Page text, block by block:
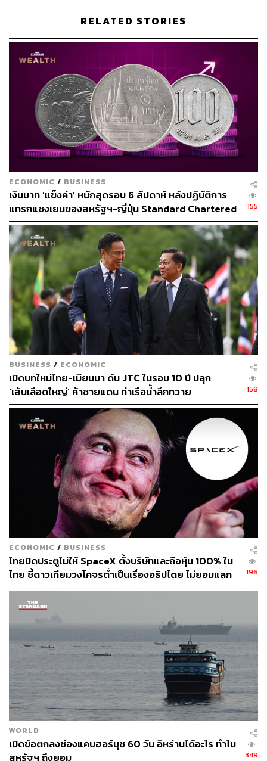
ทั้งนี้ โดยปกติแล้ว ประธาน Fed มักลาออกจากธนาคารกลาง
ทั้งหมดเมื่อหมดวาระ แต่ Powell ซึ่งจะสิ้นสุดวาระประธาน
ในวันที่ 15 พฤษภาคมนี้ ยังสามารถดำรงตำแหน่งกรรมการ
ต่อไปได้จนถึงเดือนมกราคม 2028
อย่างไรก็ตาม พาวเวลล์ย้ำว่า ตนจะไม่พยายามมีอิทธิพล
เหนือผู้สืบทอดคนต่อไป โดยระบุว่า “ผมตั้งใจจะวางตัวเงียบใน
ฐานะกรรมการ และ Fed จะมีประธานเพียงคนเดียวอย่างที่
เคยเสมอ และเมื่อ Kevin Warsh ได้รับการรับรองและสาบาน
ตน ก็คือประธานคนนั้น”
สรุปผลงาน ‘ เจอโรม พาวเวลล์’ ผ่านร้อนหนาวแค่
ไหน
ดร.กอบศักดิ์ ภูตระกูล นายกสมาคมเศรษฐศาสตร์แห่ง
ประเทศไทย และประธานกรรมการสภาธุรกิจตลาดทุนไทย
(FETCO) กล่าวผ่าน Facebook ส่วนตัว โดยระบุว่า การ
ประชุมครั้งสุดท้ายของท่านประธาน Fed ในวันอังคาร-พุธนี้
จะเป็นการประชุมและแถลงข่าวครั้งสุดท้ายของ เจอโรม พา
วเวลล์ (Jerome Powell) ที่รับตำแหน่งมาตั้งแต่ กุมภาพันธุ์
2018 ซึ่งนำพาเศรษฐกิจสหรัฐและโลกผ่านวิกฤตสำคัญ ทั้ง
โควิด-19 สงครามยูเครน- รัสเซีย สงครามเงินเฟ้อพุ่ง ที่ต้อง
ขึ้นดอกเบี้ยสกัด
พาวเวลล์ยังผ่านความปั่นป่วนของตลาดทุน จากความไม่
แน่นอนของการเร่งขึ้นดอกเบี้ยแบบเอาแน่ไม่ได้ ที่ทำให้
Nasdaq ลด 33% ใน 1 ปี มากสุดเป็นประวัติการณ์ การสกัด
กั้นคริปโต จากที่เฟื่องฟู เหรียญต่างๆ ก็หายไปมาก ดูแลวิกฤต
แบงก์เล็กล้มในสหรัฐ งัดข้อกับท่านประธานาธิบดีทรัมป์ สู้ศึก
ภายใน จนกระทั่งล่าสุด รับมือวิกฤตตะวันออกกลาง
กระนั้นพาวเวลล์ยัง “สามารถนำพาเศรษฐกิจสหรัฐให้โตได้
เฉลี่ย 2.6% โดยจะมีก็ปีเดียวที่เศรษฐกิจติดลบ -2.1% ก็ช่วง
2020 ส่วนเงินเฟ้อทั่วไปเฉลี่ยประมาณ 3.6-3.8% โดยปีที่แย่
หน่อยก็คงเป็น 2022 ที่ 8% และ 2021 ที่ 4.7%ถือว่ารับได้
อย่างยิ่งในการทำงานประสบความสำเร็จในการสู้ศึกเงินเฟ้อ
โดยไม่ทำให้เกิด Recession
รวมไปถึงพยายามรักษาความเป็นอิสระของธนาคารกลาง
ภายใต้การกดดันของประธานาธิบดี ผ่านมาได้เกือบปีครึ่ง
โดยที่ไม่โอนอ่อนตาม ที่เป็นจุดต่างจากประธาน Fed คนอื่นๆ
ที่ปกติแล้วจะได้รับการยกย่องว่าเป็นผู้ที่ทรงอิทธิพลอันดับ 2
ของกรุงวอชิงตัน ดี.ซี. ไปไหน ก็ได้แต่การนับถือ ยอมให้
แต่ “ครั้งนี้ คงเป็นครั้งเดียว ที่ประธาน Fed โดนค่อนแคะ
ตลอด Mr. Too Late ช้าเสมอ รวมถึงคำปรามาสอื่นๆ จากท่าน
ประธานาธิบดี แต่ก็ยืนหยัด ไม่ตอบโต้ พูดเสมอ Fed ไม่ให้
คอมเมนต์เรื่องการเมือง เราจะทำหน้าที่เราให้ดีที่สุด เงินเฟ้อ
ที่ต่ำ คือจุดเริ่มต้นของ เศรษฐกิจที่โตได้แบบยั่งยืน”
RELATED STORIES
ECONOMIC / BUSINESS
เงินบาท ‘แข็งค่า’ หนักสุดรอบ 6 สัปดาห์ หลังปฏิบัติการ
แทรกแซงเยนของสหรัฐฯ-ญี่ปุ่น Standard Chartered
เปิดเป้าสิ้นปีนี้จ่อแข็งต่อแตะ 32.50 บาทต่อดอลลาร์
155
BUSINESS / ECONOMIC
เปิดบทใหม่ไทย-เมียนมา ดัน JTC ในรอบ 10 ปี ปลุก
‘เส้นเลือดใหญ่’ ค้าชายแดน ท่าเรือน้ำลึกทวาย
158
ECONOMIC / BUSINESS
ไทยปิดประตูไม่ให้ SpaceX ตั้งบริษัทและถือหุ้น 100% ใน
ไทย ชี้ดาวเทียมวงโคจรต่ำเป็นเรื่องอธิปไตย ไม่ยอมแลก
ในโต๊ะเจรจาการค้า
196
WORLD
เปิดข้อตกลงช่องแคบฮอร์มุซ 60 วัน อิหร่านได้อะไร ทำไม
สหรัฐฯ ถึงยอม
349